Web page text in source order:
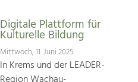
Digitale Plattform für
Kulturelle Bildung
Mittwoch, 11. Juni 2025
In Krems und der LEADER-